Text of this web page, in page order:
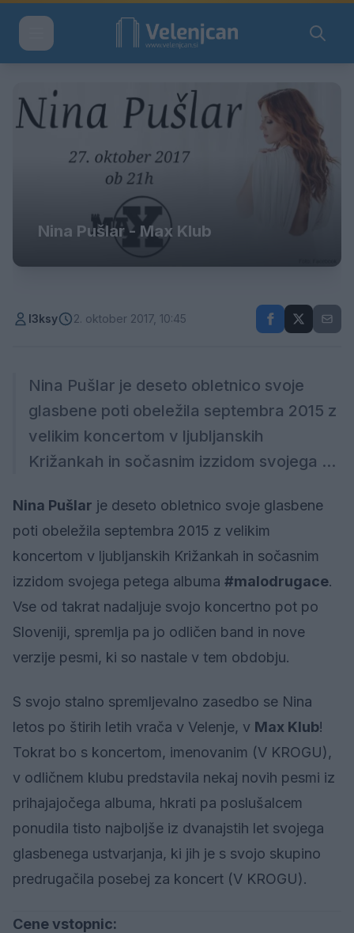
Nina Pušlar - Max Klub
l3ksy 2. oktober 2017, 10:45
Nina Pušlar je deseto obletnico svoje
glasbene poti obeležila septembra 2015 z
velikim koncertom v ljubljanskih
Križankah in sočasnim izzidom svojega ...
Nina Pušlar je deseto obletnico svoje glasbene
poti obeležila septembra 2015 z velikim
koncertom v ljubljanskih Križankah in sočasnim
izzidom svojega petega albuma #malodrugace.
Vse od takrat nadaljuje svojo koncertno pot po
Sloveniji, spremlja pa jo odličen band in nove
verzije pesmi, ki so nastale v tem obdobju.
S svojo stalno spremljevalno zasedbo se Nina
letos po štirih letih vrača v Velenje, v Max Klub!
Tokrat bo s koncertom, imenovanim (V KROGU),
v odličnem klubu predstavila nekaj novih pesmi iz
prihajajočega albuma, hkrati pa poslušalcem
ponudila tisto najboljše iz dvanajstih let svojega
glasbenega ustvarjanja, ki jih je s svojo skupino
predrugačila posebej za koncert (V KROGU).
Cene vstopnic: